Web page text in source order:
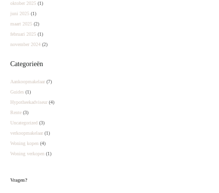
oktober 2025 (1)
juni 2025 (1)
maart 2025 (2)
februari 2025 (1)
november 2024 (2)
Categorieën
Aankoopmakelaar (7)
Guides (1)
Hypotheekadviseur (4)
Rente (3)
Uncategorized (3)
verkoopmakelaar (1)
Woning kopen (4)
Woning verkopen (1)
Vragen?